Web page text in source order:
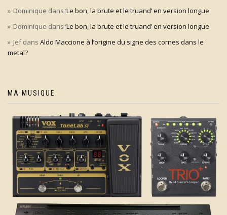
Dominique dans ‘Le bon, la brute et le truand’ en version longue
Dominique dans ‘Le bon, la brute et le truand’ en version longue
Jefdans Aldo Maccione à l’origine du signe des cornes dans le
metal?
MA MUSIQUE